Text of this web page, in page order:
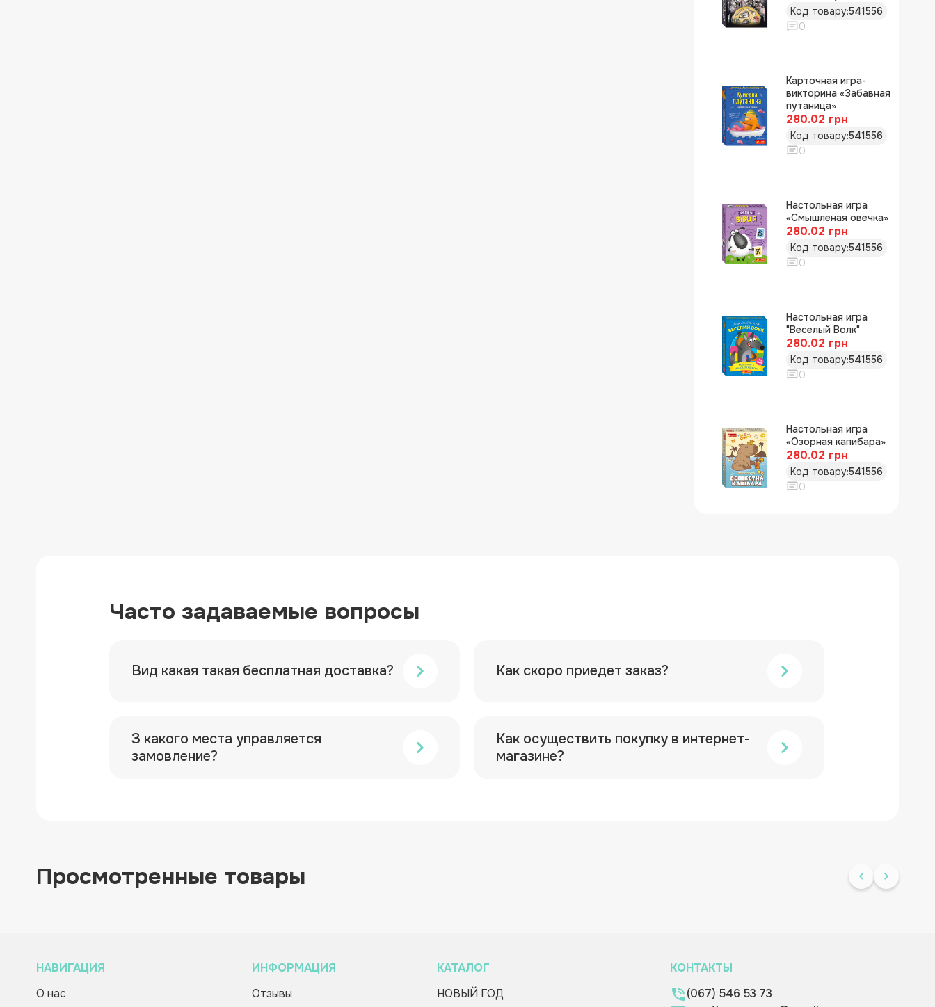
Код товару:541556
0
Карточная игра-
викторина «Забавная
путаница»
280.02 грн
Код товару:541556
0
Настольная игра
«Смышленая овечка»
280.02 грн
Код товару:541556
0
Настольная игра
"Веселый Волк"
280.02 грн
Код товару:541556
0
Настольная игра
«Озорная капибара»
280.02 грн
Код товару:541556
0
Часто задаваемые вопросы
Вид какая такая бесплатная доставка?
З какого места управляется
замовление?
Как скоро приедет заказ?
Как осуществить покупку в интернет-
магазине?
Просмотренные товары
НАВИГАЦИЯ
О нас
ИНФОРМАЦИЯ
Отзывы
КАТАЛОГ
НОВЫЙ ГОД
КОНТАКТЫ
(067) 546 53 73